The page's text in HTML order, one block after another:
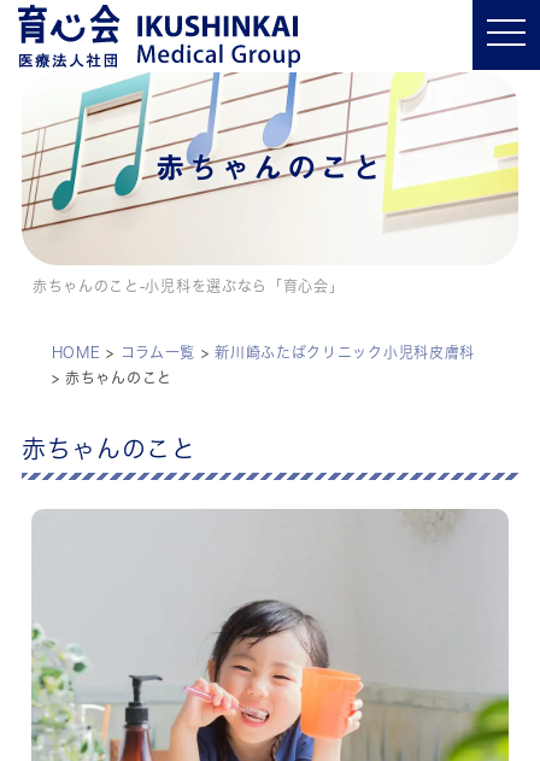
t
o
l
n
a
v
i
赤ちゃんのこと
赤ちゃんのこと-小児科を選ぶなら「育心会」
HOME > コラム一覧 >新川崎ふたばクリニック小児科皮膚科
>赤ちゃんのこと
赤ちゃんのこと